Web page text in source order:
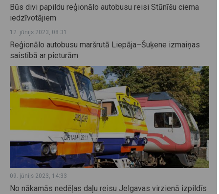
Būs divi papildu reģionālo autobusu reisi Stūnīšu ciema
iedzīvotājiem
12. jūnijs 2023, 08:31
Reģionālo autobusu maršrutā Liepāja–Šuķene izmaiņas
saistībā ar pieturām
09. jūnijs 2023, 14:33
No nākamās nedēļas daļu reisu Jelgavas virzienā izpildīs